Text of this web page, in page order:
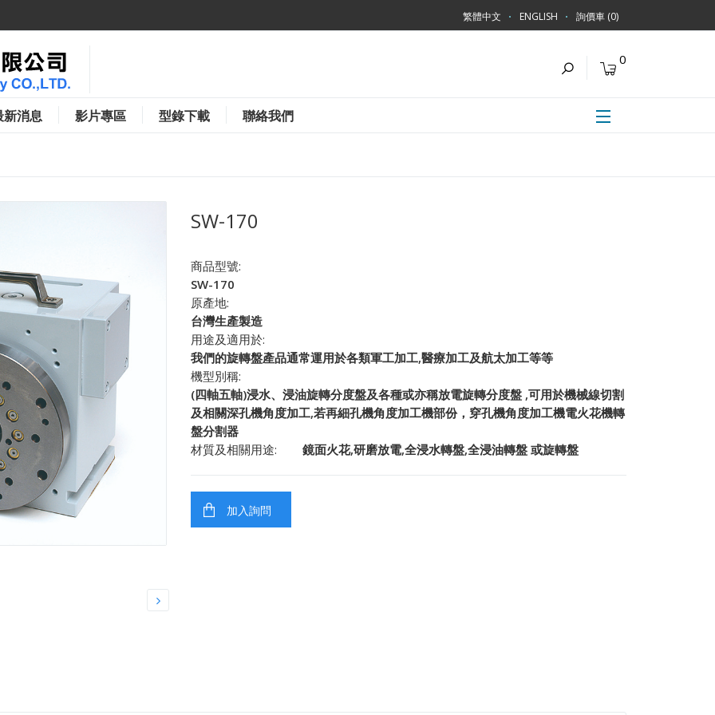
繁體中文 ENGLISH 詢價車 (0)
0
新消息 影片專區 型錄下載 聯絡我們
SW-170
商品型號:
SW-170
原產地:
台灣生產製造
用途及適用於:
我們的旋轉盤產品通常運用於各類軍工加工,醫療加工及航太加工等等
機型別稱:
(四軸五軸)浸水、浸油旋轉分度盤及各種或亦稱放電旋轉分度盤 ,可用於機械線切割
及相關深孔機角度加工,若再細孔機角度加工機部份，穿孔機角度加工機電火花機轉
盤分割器
材質及相關用途:
鏡面火花,研磨放電,全浸水轉盤,全浸油轉盤 或旋轉盤